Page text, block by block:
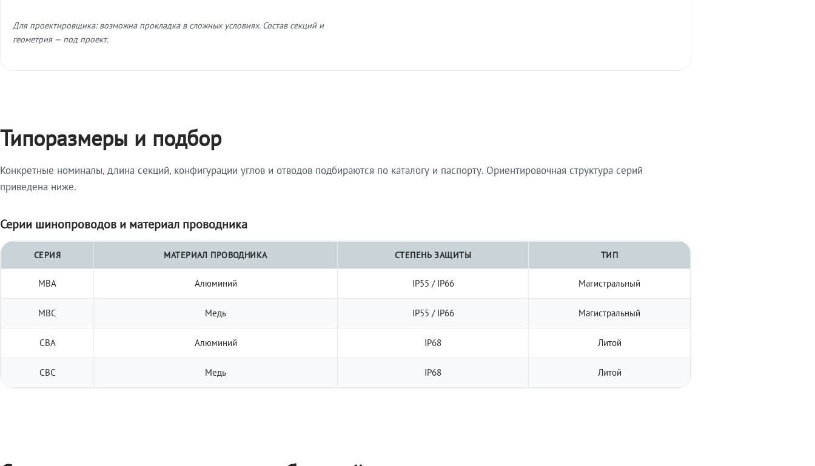
Для проектировщика: возможна прокладка в сложных условиях. Состав секций и
геометрия — под проект.
Типоразмеры и подбор
Конкретные номиналы, длина секций, конфигурации углов и отводов подбираются по каталогу и паспорту. Ориентировочная структура серий
приведена ниже.
Серии шинопроводов и материал проводника
СЕРИЯ МАТЕРИАЛ ПРОВОДНИКА СТЕПЕНЬ ЗАЩИТЫ ТИП
МВА Алюминий IP55 / IP66 Магистральный
МВС Медь IP55 / IP66 Магистральный
СВА Алюминий IP68 Литой
СВС Медь IP68 Литой